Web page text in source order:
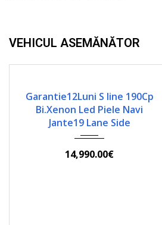
VEHICUL ASEMĂNĂTOR
Garantie12Luni S line 190Cp
Bi.Xenon Led Piele Navi
Jante19 Lane Side
14,990.00€